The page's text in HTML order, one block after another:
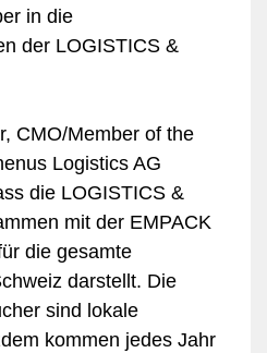
in die
der LOGISTICS &
CMO/Member of the
Logistics AG
die LOGISTICS &
mit der EMPACK
die gesamte
darstellt. Die
sind lokale
kommen jedes Jahr